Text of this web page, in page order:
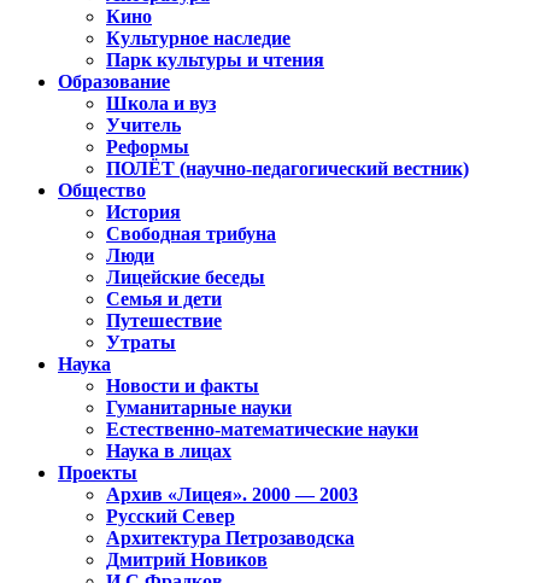
Кино
Культурное наследие
Парк культуры и чтения
Образование
Школа и вуз
Учитель
Реформы
ПОЛЁТ (научно-педагогический вестник)
Общество
История
Свободная трибуна
Люди
Лицейские беседы
Семья и дети
Путешествие
Утраты
Наука
Новости и факты
Гуманитарные науки
Естественно-математические науки
Наука в лицах
Проекты
Архив «Лицея». 2000 — 2003
Русский Север
Архитектура Петрозаводска
Дмитрий Новиков